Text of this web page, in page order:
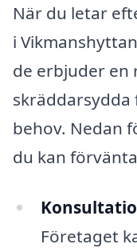
När du letar
i
de erbjuder en
behov. Nedan
du kan
Företaget